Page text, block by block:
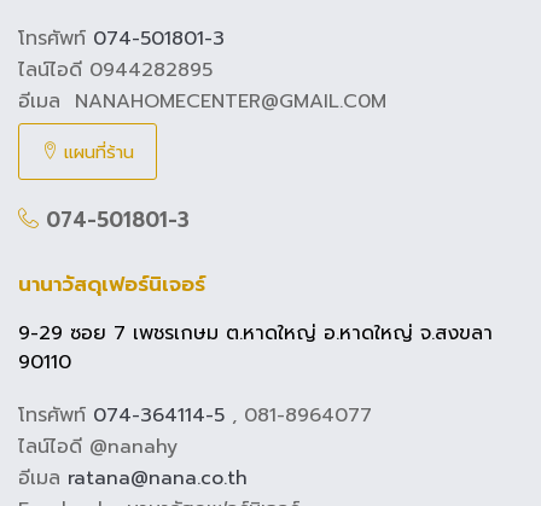
โทรศัพท์ 074-501801-3
ไลน์ไอดี 0944282895
อีเมล NANAHOMECENTER@GMAIL.C0M
แผนที่ร้าน
074-501801-3
นานาวัสดุเฟอร์นิเจอร์
9-29 ซอย 7 เพชรเกษม ต.หาดใหญ่ อ.หาดใหญ่ จ.สงขลา
90110
โทรศัพท์ 074-364114-5 , 081-8964077
ไลน์ไอดี @nanahy
อีเมล ratana@nana.co.th